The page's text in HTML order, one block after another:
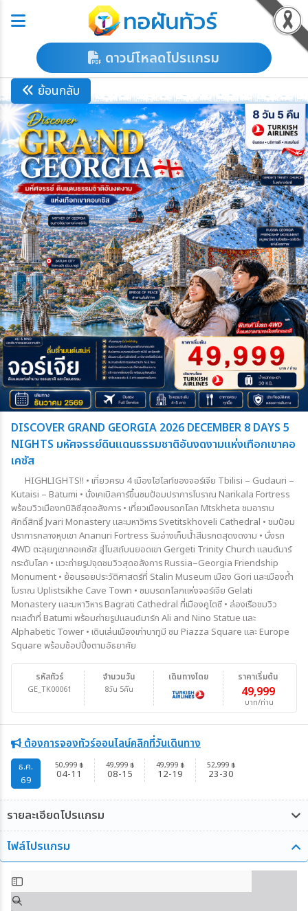
ดาวน์โหลดโปรแกรม
ย้อนกลับ
DISCOVER GRAND GEORGIA 2026 DECEMBER 8 DAYS 5
NIGHTS มหัศจรรย์ดินแดนธรรมชาติอันงดงามแห่งเทือกเขาคอ
เคซัส
HIGHLIGHTS!! • เที่ยวครบ 4 เมืองไฮไลท์ของจอร์เจีย Tbilisi – Gudauri –
Kutaisi – Batumi • นั่งเคเบิลคาร์ขึ้นชมป้อมปราการโบราณ Narikala Fortress
พร้อมวิวเมืองทบิลิซีสุดอลังการ • เที่ยวเมืองมรดกโลก Mtskheta ชมอาราม
ศักดิ์สิทธิ์ Jvari Monastery และมหาวิหาร Svetitskhoveli Cathedral • ชมป้อม
ปราการกลางหุบเขา Ananuri Fortress ริมอ่างเก็บน้ำสีมรกตสุดงดงาม • นั่งรถ
4WD ตะลุยภูเขาคอเคซัส สู่โบสถ์บนยอดเขา Gergeti Trinity Church แลนด์มาร์
กระดับโลก • แวะถ่ายรูปจุดชมวิวสุดอลังการ Russia–Georgia Friendship
Monument • ย้อนรอยประวัติศาสตร์ที่ Stalin Museum เมือง Gori และเมืองถ้ำ
โบราณ Uplistsikhe Cave Town • ชมมรดกโลกแห่งจอร์เจีย Gelati
Monastery และมหาวิหาร Bagrati Cathedral ที่เมืองคูไตซี • ล่องเรือชมวิว
ทะเลดำที่ Batumi พร้อมถ่ายรูปแลนด์มาร์ก Ali and Nino Statue และ
Alphabetic Tower • เดินเล่นเมืองเก่าบาทูมี ชม Piazza Square และ Europe
Square พร้อมช้อปปิ้งตามอัธยาศัย
รหัสทัวร์
GE_TK00061
จำนวนวัน
8วัน 5คืน
ราคาเริ่มต้น
49,999
บาท/ท่าน
เดินทางโดย
ต้องการจองทัวร์ออนไลน์คลิกที่วันเดินทาง
ธ.ค.
69
50,999 ฿
04-11
49,999 ฿
08-15
49,999 ฿
12-19
52,999 ฿
23-30
รายละเอียดโปรแกรม
ไฟล์โปรแกรม